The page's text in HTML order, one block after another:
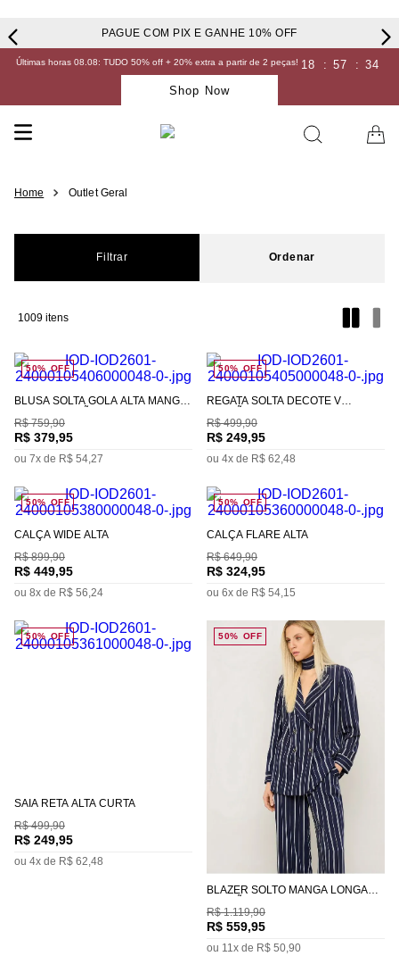
PAGUE COM PIX E GANHE 10% OFF
Últimas horas 08.08: TUDO 50% off + 20% extra a partir de 2 peças! 18 : 57 : 33
Shop Now
Outlet Geral
Filtrar
1009
50% OFF
BLUSA SOLTA GOLA ALTA MANGA
R$ 759,90
R$ 379,95
ou 7x de R$ 54,27
50% OFF
REGATA SOLTA DECOTE V
R$ 499,90
R$ 249,95
ou 4x de R$ 62,48
50% OFF
CALÇA WIDE ALTA
R$ 899,90
R$ 449,95
ou 8x de R$ 56,24
50% OFF
CALÇA FLARE ALTA
R$ 649,90
R$ 324,95
ou 6x de R$ 54,15
50% OFF
SAIA RETA ALTA CURTA
R$ 499,90
R$ 249,95
ou 4x de R$ 62,48
50% OFF
BLAZER SOLTO MANGA LONGA
R$ 1.119,90
R$ 559,95
ou 11x de R$ 50,90